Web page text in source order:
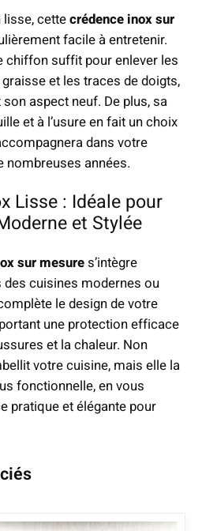
cettecrédence inox sur
facile à entretenir.
chiffon suffit pour enlever les
et les traces de doigts,
aspect neuf. De plus, sa
et à l’usure en fait un choix
dans votre
nombreuses années.
Lisse : Idéale pour
et Stylée
sur mesures’intègre
cuisines modernes ou
le design de votre
une protection efficace
et la chaleur. Non
votre cuisine, mais elle la
fonctionnelle, en vous
pratique et élégante pour